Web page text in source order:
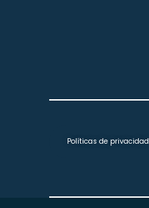
Políticas de privacidad